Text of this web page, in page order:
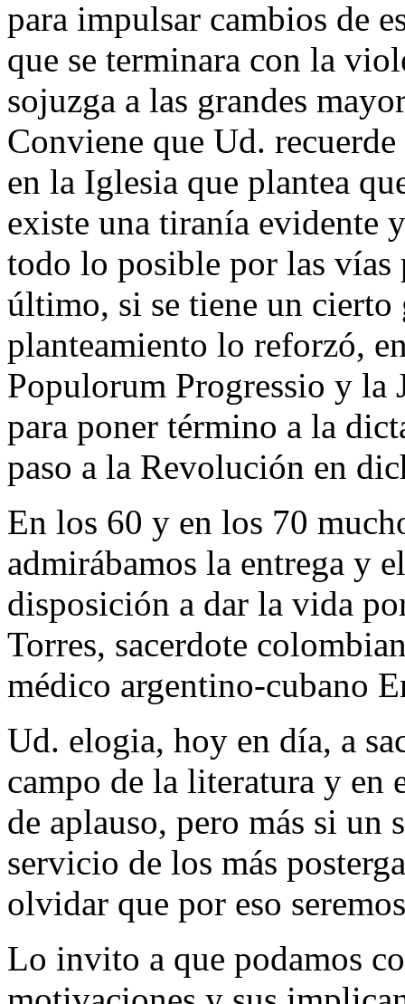
para impulsar cambios de
que se terminara con la
sojuzga a las grandes
Conviene que Ud.
en la Iglesia que plantea
existe una tiranía evidente
todo lo posible por las
último, si se tiene un cierto
planteamiento lo reforzó,
Populorum Progressio y la
para poner término a la
paso a la Revolución en
En los 60 y en los 70
admirábamos la entrega y
disposición a dar la vida
Torres, sacerdote
médico argentino-cubano
Ud. elogia, hoy en día, a
campo de la literatura y en
de aplauso, pero más si un
servicio de los más
olvidar que por eso
Lo invito a que podamos